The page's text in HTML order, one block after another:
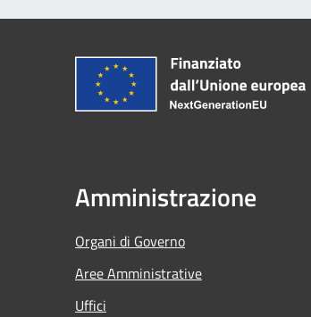
Amministrazione
Organi di Governo
Aree Amministrative
Uffici